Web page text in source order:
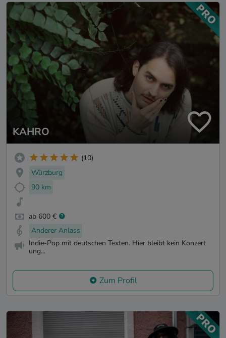
KAHRO
(10)
Würzburg
90 km
ab 600 €
Anderer Anlass
Indie-Pop mit deutschen Texten. Hier bleibt kein Konzert
ung...
Zum Profil